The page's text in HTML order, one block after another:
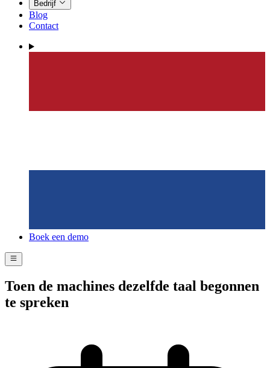
Bedrijf
Blog
Contact
Boek een demo
Toen de machines dezelfde taal begonnen
te spreken